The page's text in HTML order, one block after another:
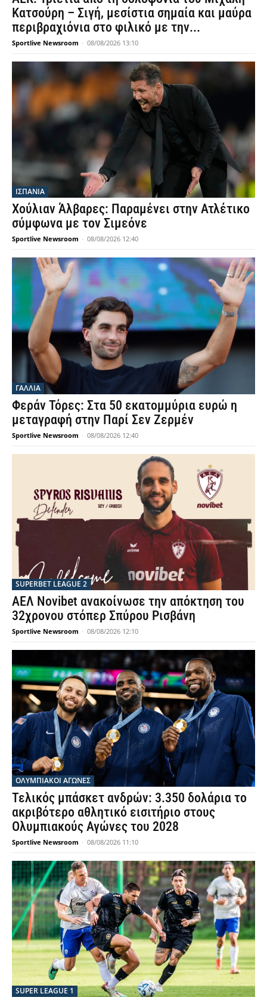
Κατσούρη – Σιγή, μεσίστια σημαία και μαύρα
περιβραχιόνια στο φιλικό με την...
Sportlive Newsroom - 08/08/2026 13:10
ΙΣΠΑΝΙΑ
Χούλιαν Άλβαρες: Παραμένει στην Ατλέτικο
σύμφωνα με τον Σιμεόνε
Sportlive Newsroom - 08/08/2026 12:40
ΓΑΛΛΙΑ
Φεράν Τόρες: Στα 50 εκατομμύρια ευρώ η
μεταγραφή στην Παρί Σεν Ζερμέν
Sportlive Newsroom - 08/08/2026 12:40
SUPERBET LEAGUE 2
ΑΕΛ Novibet ανακοίνωσε την απόκτηση του
32χρονου στόπερ Σπύρου Ρισβάνη
Sportlive Newsroom - 08/08/2026 12:10
ΟΛΥΜΠΙΑΚΟΊ ΑΓΏΝΕΣ
Τελικός μπάσκετ ανδρών: 3.350 δολάρια το
ακριβότερο αθλητικό εισιτήριο στους
Ολυμπιακούς Αγώνες του 2028
Sportlive Newsroom - 08/08/2026 11:10
SUPER LEAGUE 1